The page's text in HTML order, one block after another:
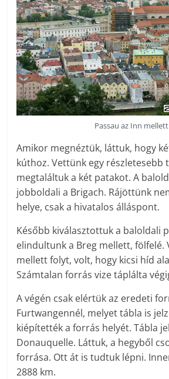
Passau az Inn mellett
Amikor megnéztük, láttuk, hogy
kúthoz. Vettünk egy részletesebb
megtaláltuk a két patakot. A
jobboldali a Brigach. Rájöttünk
helye, csak a hivatalos álláspont.
Később kiválasztottuk a baloldali
elindultunk a Breg mellett, fölfelé.
mellett folyt, volt, hogy kicsi híd
Számtalan forrás vize táplálta
A végén csak elértük az eredeti
Furtwangennél, melyet tábla is
kiépítették a forrás helyét. Tábla
Donauquelle. Láttuk, a hegyből
forrása. Ott át is tudtuk lépni.
2888 km.